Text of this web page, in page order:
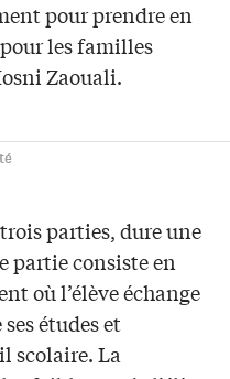
pour prendre en
les familles
Zaouali.
parties, dure une
partie consiste en
où l’élève échange
études et
scolaire. La